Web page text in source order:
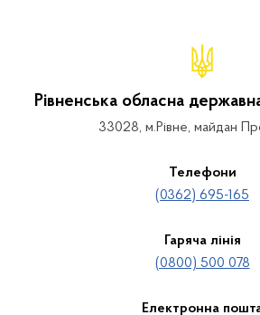
Рівненська обласна
33028, м.Рівне, майдан
Телефони
(0362) 695-165
Гаряча лінія
(0800) 500 078
Електронна